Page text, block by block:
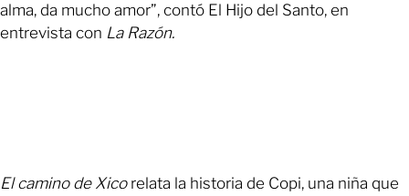
alma, da mucho amor”, contó El Hijo del Santo, en
entrevista con La Razón.
El camino de Xico relata la historia de Copi, una niña que